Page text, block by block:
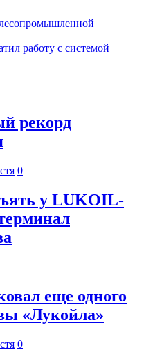
работу с системой
рекорд
0
у LUKOIL-
еще одного
«Лукойла»
0